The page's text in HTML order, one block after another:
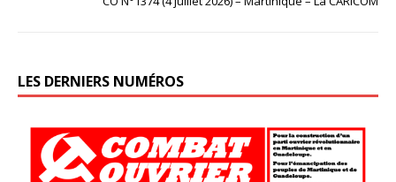
LES DERNIERS NUMÉROS